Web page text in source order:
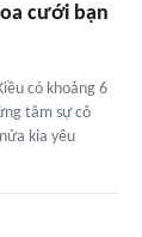
cưới bạn
có khoảng 6
tâm sự cô
kia yêu